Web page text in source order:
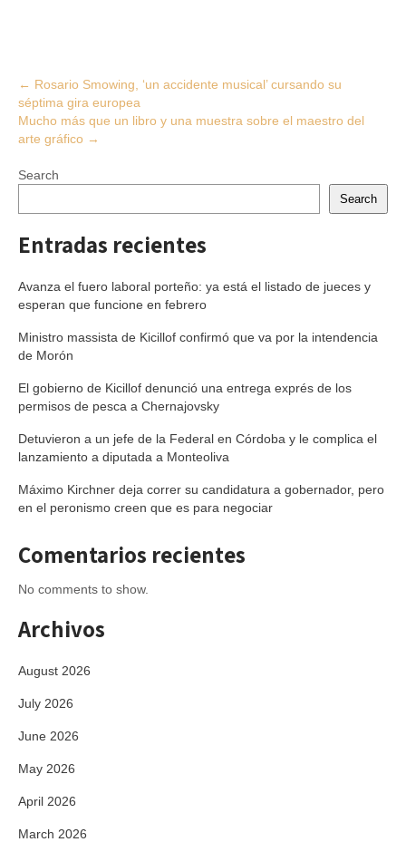
Post
navigation
← Rosario Smowing, ‘un accidente musical’ cursando su
séptima gira europea
Mucho más que un libro y una muestra sobre el maestro del
arte gráfico →
Search
Search
Entradas recientes
Avanza el fuero laboral porteño: ya está el listado de jueces y
esperan que funcione en febrero
Ministro massista de Kicillof confirmó que va por la intendencia
de Morón
El gobierno de Kicillof denunció una entrega exprés de los
permisos de pesca a Chernajovsky
Detuvieron a un jefe de la Federal en Córdoba y le complica el
lanzamiento a diputada a Monteoliva
Máximo Kirchner deja correr su candidatura a gobernador, pero
en el peronismo creen que es para negociar
Comentarios recientes
No comments to show.
Archivos
August 2026
July 2026
June 2026
May 2026
April 2026
March 2026